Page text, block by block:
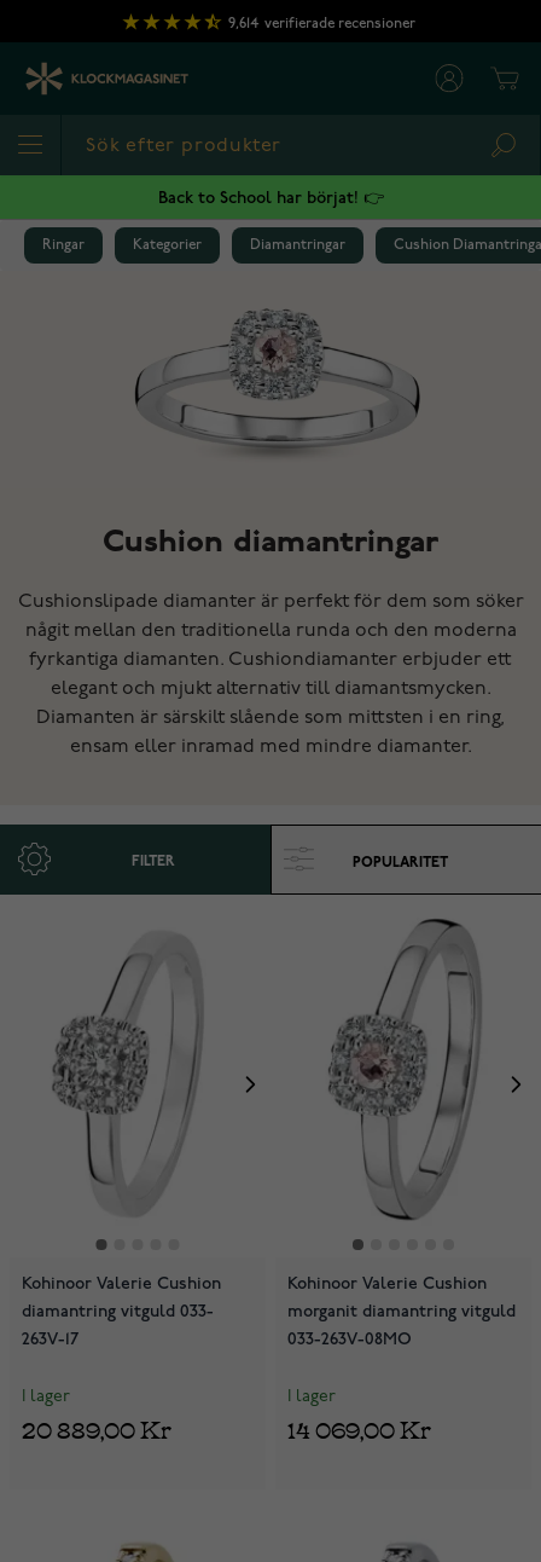
Hoppa till innehållet
9,614 verifierade recensioner
Back to School har börjat! 👉
Ringar Kategorier Diamantringar Cushion
Cushion diamantringar
Cushionslipade diamanter är perfekt för dem som söker
någit mellan den traditionella runda och den moderna
fyrkantiga diamanten. Cushiondiamanter erbjuder ett
elegant och mjukt alternativ till diamantsmycken.
Diamanten är särskilt slående som mittsten i en ring,
ensam eller inramad med mindre diamanter.
FILTER
Kohinoor Valerie Cushion
diamantring vitguld 033-
263V-17
I lager
20 889,00 Kr
Kohinoor Valerie Cushion
morganit diamantring vitguld
033-263V-08MO
I lager
14 069,00 Kr